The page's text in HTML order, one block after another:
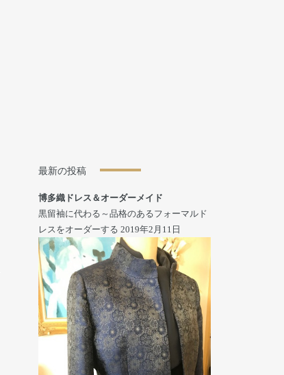
最新の投稿
博多織ドレス＆オーダーメイド
黒留袖に代わる～品格のあるフォーマルド
レスをオーダーする 2019年2月11日